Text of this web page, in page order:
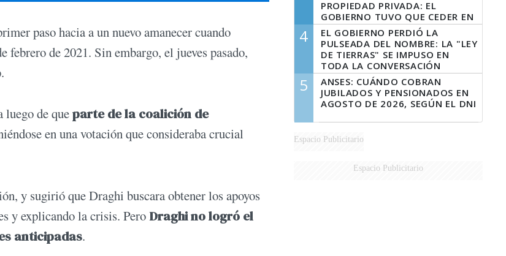
paso hacia a un nuevo amanecer cuando
de 2021. Sin embargo, el jueves pasado,
de queparte de la coalición de
en una votación que consideraba crucial
y sugirió que Draghi buscara obtener los apoyos
y explicando la crisis. Pero Draghi no logró el
anticipadas.
PROPIEDAD PRIVADA: EL
GOBIERNO TUVO QUE CEDER EN
LA LEY DEL MANEJO DEL FUEGO
4
EL GOBIERNO PERDIÓ LA
PULSEADA DEL NOMBRE: LA "LEY
DE TIERRAS" SE IMPUSO EN
TODA LA CONVERSACIÓN
DIGITAL
5
ANSES: CUÁNDO COBRAN
JUBILADOS Y PENSIONADOS EN
AGOSTO DE 2026, SEGÚN EL DNI
Espacio Publicitario
Espacio Publicitario